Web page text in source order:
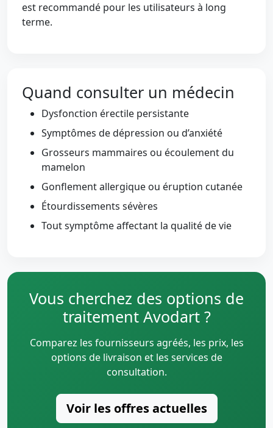
est recommandé pour les utilisateurs à long
terme.
Quand consulter un médecin
Dysfonction érectile persistante
Symptômes de dépression ou d’anxiété
Grosseurs mammaires ou écoulement du
mamelon
Gonflement allergique ou éruption cutanée
Étourdissements sévères
Tout symptôme affectant la qualité de vie
Vous cherchez des options de
traitement Avodart ?
Comparez les fournisseurs agréés, les prix, les
options de livraison et les services de
consultation.
Voir les offres actuelles